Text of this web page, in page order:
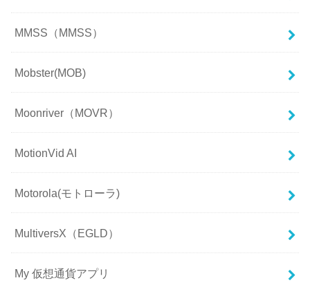
MMSS（MMSS）
Mobster(MOB)
Moonriver（MOVR）
MotionVid AI
Motorola(モトローラ)
MultiversX（EGLD）
My 仮想通貨アプリ